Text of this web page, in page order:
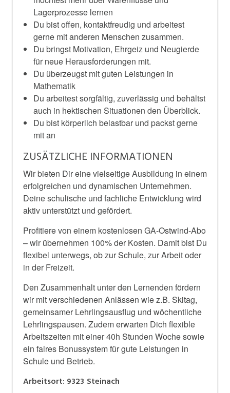
Lagerprozesse lernen
Du bist offen, kontaktfreudig und arbeitest
gerne mit anderen Menschen zusammen.
Du bringst Motivation, Ehrgeiz und Neugierde
für neue Herausforderungen mit.
Du überzeugst mit guten Leistungen in
Mathematik
Du arbeitest sorgfältig, zuverlässig und behältst
auch in hektischen Situationen den Überblick.
Du bist körperlich belastbar und packst gerne
mit an
ZUSÄTZLICHE INFORMATIONEN
Wir bieten Dir eine vielseitige Ausbildung in einem
erfolgreichen und dynamischen Unternehmen.
Deine schulische und fachliche Entwicklung wird
aktiv unterstützt und gefördert.
Profitiere von einem kostenlosen GA-Ostwind-Abo
– wir übernehmen 100% der Kosten. Damit bist Du
flexibel unterwegs, ob zur Schule, zur Arbeit oder
in der Freizeit.
Den Zusammenhalt unter den Lernenden fördern
wir mit verschiedenen Anlässen wie z.B. Skitag,
gemeinsamer Lehrlingsausflug und wöchentliche
Lehrlingspausen. Zudem erwarten Dich flexible
Arbeitszeiten mit einer 40h Stunden Woche sowie
ein faires Bonussystem für gute Leistungen in
Schule und Betrieb.
Arbeitsort: 9323 Steinach